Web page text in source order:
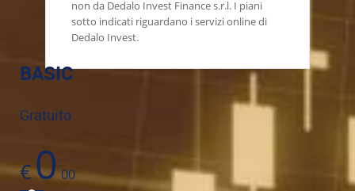
non da Dedalo Invest Finance s.r.l. I piani
sotto indicati riguardano i servizi online di
Dedalo Invest.
BASIC
Gratuito
€000